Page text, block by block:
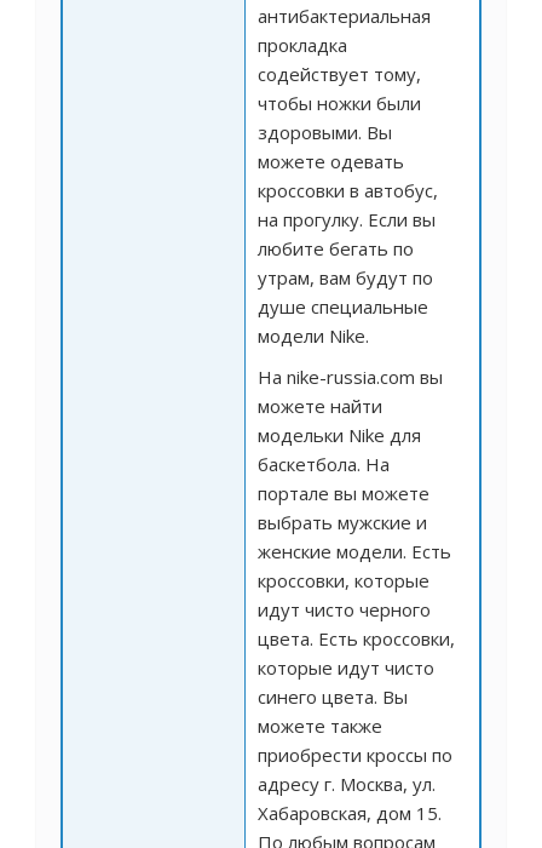
антибактериальная
прокладка
содействует тому,
чтобы ножки были
здоровыми. Вы
можете одевать
кроссовки в автобус,
на прогулку. Если вы
любите бегать по
утрам, вам будут по
душе специальные
модели Nike.
На nike-russia.com вы
можете найти
модельки Nike для
баскетбола. На
портале вы можете
выбрать мужские и
женские модели. Есть
кроссовки, которые
идут чисто черного
цвета. Есть кроссовки,
которые идут чисто
синего цвета. Вы
можете также
приобрести кроссы по
адресу г. Москва, ул.
Хабаровская, дом 15.
По любым вопросам